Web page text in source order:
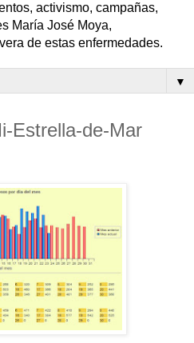
activismo, campañas,
María José Moya,
de estas enfermedades.
▼
Estrella-de-Mar